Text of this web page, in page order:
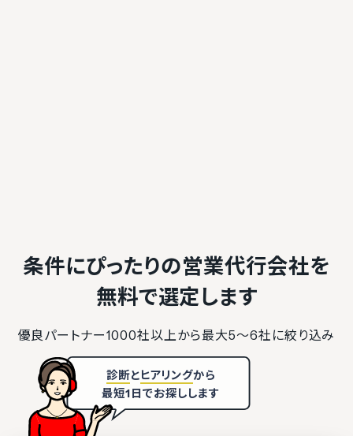
条件にぴったりの営業代行会社を
無料で選定します
優良パートナー1000社以上から最大5〜6社に絞り込み
診断とヒアリングから
最短1日でお探しします